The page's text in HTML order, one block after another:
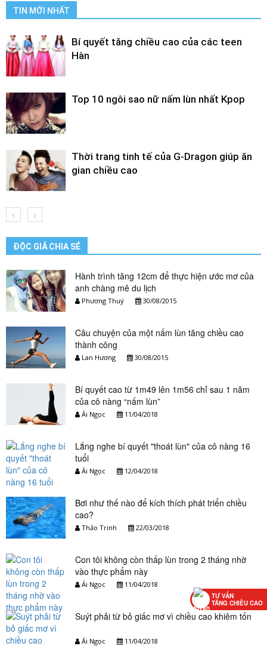
TIN MỚI NHẤT
Bí quyết tăng chiều cao của các teen
Hàn
Top 10 ngôi sao nữ nấm lùn nhất Kpop
Thời trang tinh tế của G-Dragon giúp ăn
gian chiều cao
ĐỘC GIẢ CHIA SẺ
Hành trình tăng 12cm để thực hiện ước mơ của
anh chàng mê du lịch
Phương Thuý 30/08/2015
Câu chuyện của một nấm lùn tăng chiều cao
thành công
Lan Hương 30/08/2015
Bí quyết cao từ 1m49 lên 1m56 chỉ sau 1 năm
của cô nàng “nấm lùn”
Ái Ngọc 11/04/2018
Lắng nghe bí quyết "thoát lùn" của cô nàng 16
tuổi
Ái Ngọc 12/04/2018
Bơi như thế nào để kích thích phát triển chiều
cao?
Thảo Trinh 22/03/2018
Con tôi không còn thấp lùn trong 2 tháng nhờ
vào thực phẩm này
Ái Ngọc 11/04/2018
Suýt phải từ bỏ giấc mơ vì chiều cao khiêm tốn
Ái Ngọc 11/04/2018
TƯ VẤN
TĂNG CHIỀU CAO